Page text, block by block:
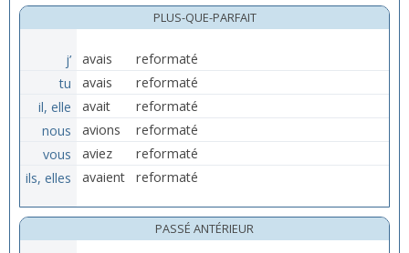
PLUS-QUE-PARFAIT
j’ avais
reformaté
tu
avais
reformaté
il, elle
avait
reformaté
nous
avions
reformaté
vous
aviez
reformaté
ils, elles
avaient reformaté
PASSÉ ANTÉRIEUR